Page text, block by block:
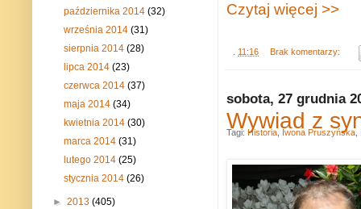
Czytaj więcej >>
. 11:16 Brak komentarzy:
sobota, 27 grudnia
Wywiad z
Tagi: Historia Iwona Pruszyńska
października 2014(32)
września 2014(31)
sierpnia 2014(28)
lipca 2014(23)
czerwca 2014(37)
maja 2014(34)
kwietnia 2014(30)
marca 2014(31)
lutego 2014(25)
stycznia 2014(26)
► 2013 (405)